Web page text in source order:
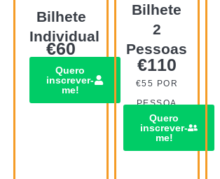
Bilhete
Individual
€60
Quero
inscrever-
me!
Bilhete
2
Pessoas
€110
€55 POR
PESSOA
Quero
inscrever-
me!